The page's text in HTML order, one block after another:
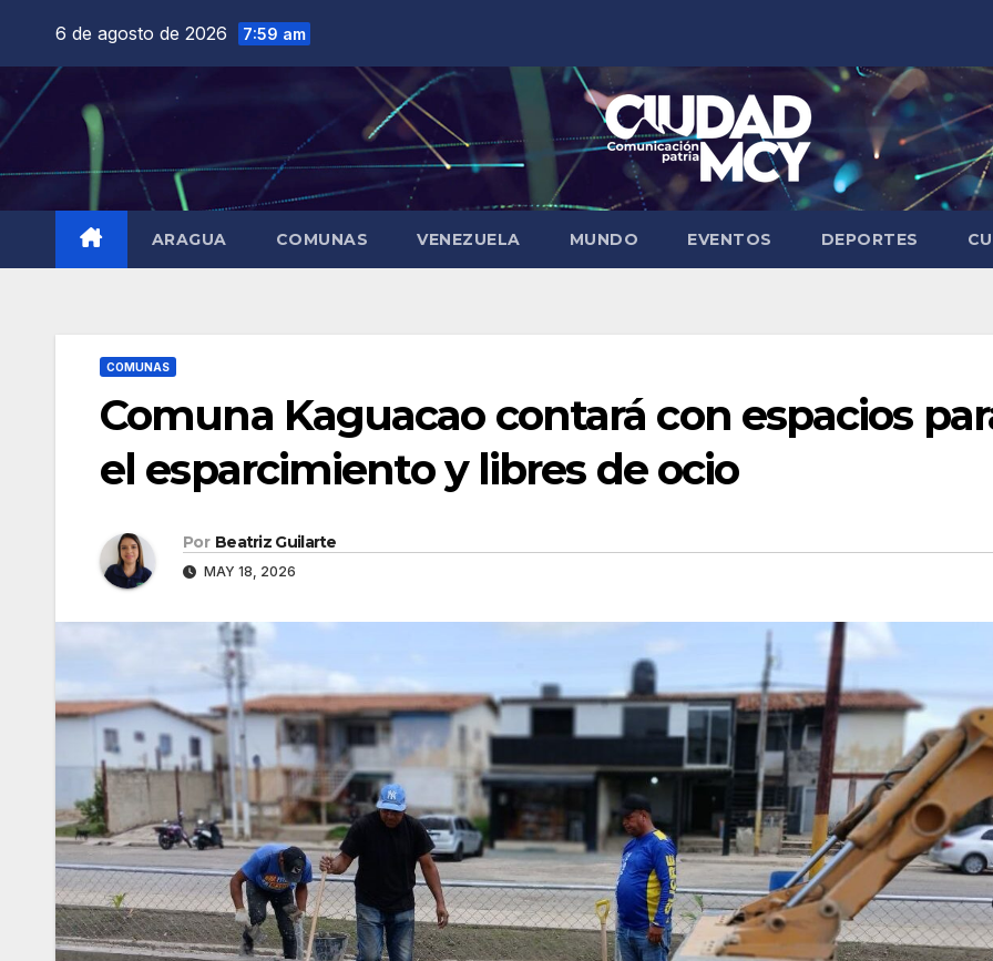
contenido
6 de agosto de 2026 7:59 am
ARAGUA COMUNAS VENEZUELA MUNDO EVENTOS DEPORTES
COMUNAS
Comuna Kaguacao contará con espacios
el esparcimiento y libres de ocio
Por Beatriz Guilarte
MAY 18, 2026